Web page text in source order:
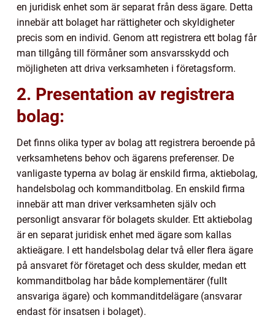
en juridisk enhet som är separat från dess ägare. Detta
innebär att bolaget har rättigheter och skyldigheter
precis som en individ. Genom att registrera ett bolag får
man tillgång till förmåner som ansvarsskydd och
möjligheten att driva verksamheten i företagsform.
2. Presentation av registrera
bolag:
Det finns olika typer av bolag att registrera beroende på
verksamhetens behov och ägarens preferenser. De
vanligaste typerna av bolag är enskild firma, aktiebolag,
handelsbolag och kommanditbolag. En enskild firma
innebär att man driver verksamheten själv och
personligt ansvarar för bolagets skulder. Ett aktiebolag
är en separat juridisk enhet med ägare som kallas
aktieägare. I ett handelsbolag delar två eller flera ägare
på ansvaret för företaget och dess skulder, medan ett
kommanditbolag har både komplementärer (fullt
ansvariga ägare) och kommanditdelägare (ansvarar
endast för insatsen i bolaget).